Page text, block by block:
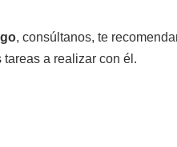
, consúltanos, te
a realizar con él.